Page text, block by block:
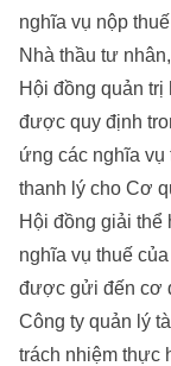
nghĩa vụ nộp
Nhà thầu tư
Hội đồng quản
được quy định
ứng các nghĩa
thanh lý cho Cơ
Hội đồng giải thể
nghĩa vụ thuế
được gửi đến cơ
Công ty quản lý
trách nhiệm thực